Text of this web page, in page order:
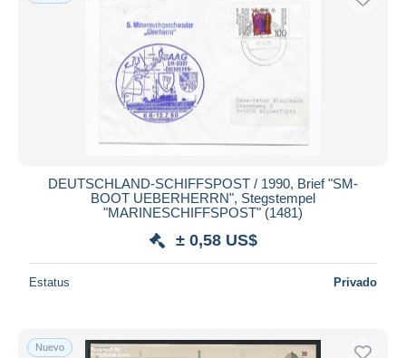
DEUTSCHLAND-SCHIFFSPOST / 1990, Brief "SM-
BOOT UEBERHERRN", Stegstempel
"MARINESCHIFFSPOST" (1481)
± 0,58 US$
Estatus Privado
Nuevo